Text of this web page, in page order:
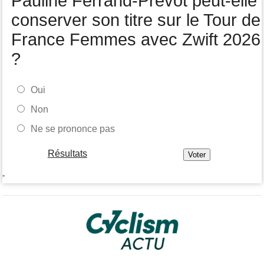
conserver son titre sur le Tour de
France Femmes avec Zwift 2026
?
Oui
Non
Ne se prononce pas
Résultats
-